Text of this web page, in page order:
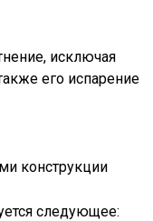
исключая
его испарение
конструкции
следующее: